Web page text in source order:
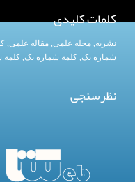
کلمات کلیدی
نشریه,مجله علمی,مقاله علمی,
شماره یک,کلمه شماره یک, کلمه
نظرسنجی